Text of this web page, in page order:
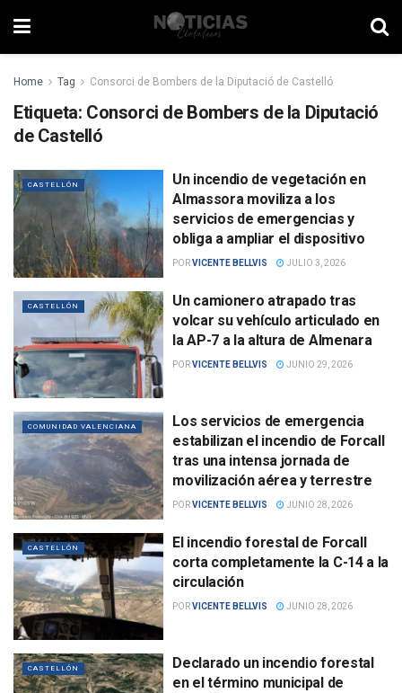
Home Tag Consorci de Bombers de la Diputació de Castelló
Etiqueta: Consorci de Bombers de la Diputació
de Castelló
CASTELLÓN
Un incendio de vegetación en
Almassora moviliza a los
servicios de emergencias y
obliga a ampliar el dispositivo
PORVICENTE BELLVIS JULIO 3, 2026
CASTELLÓN
Un camionero atrapado tras
volcar su vehículo articulado en
la AP-7 a la altura de Almenara
PORVICENTE BELLVIS JUNIO 29, 2026
COMUNIDAD VALENCIANA
Los servicios de emergencia
estabilizan el incendio de Forcall
tras una intensa jornada de
movilización aérea y terrestre
PORVICENTE BELLVIS JUNIO 28, 2026
CASTELLÓN
El incendio forestal de Forcall
corta completamente la C-14 a la
circulación
PORVICENTE BELLVIS JUNIO 28, 2026
CASTELLÓN
Declarado un incendio forestal
en el término municipal de